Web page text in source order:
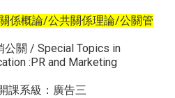
係概論/公共關係理論/公關管
公關 / Special Topics in
:PR and Marketing
課系級：廣告三